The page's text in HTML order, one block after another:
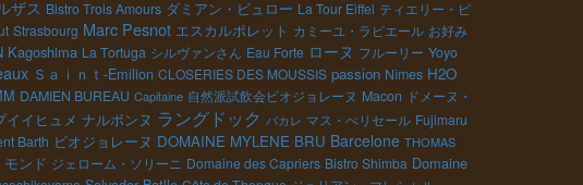
ザス Bistro Trois Amours ダミアン・ビュロー La Tour Eiffel ティエリー・ピ
Strasbourg Marc Pesnot エスカルポレット カミーユ・ラピエール お好み
Kagoshima La Tortuga シルヴァンさん Eau Forte ローヌ フルーリー Yoyo
Ｓａｉｎｔ-Emilion CLOSERIES DES MOUSSIS passion Nîmes H2O
DAMIEN BUREAU Capitaine 自然派試飲会ビオジョレーヌ Macon ドメーヌ・
イイヒュメ ナルボンヌ ラングドック パカレ マス・ぺリセール Fujimaru
Barth ビオジョレーヌ DOMAINE MYLENE BRU Barcelone THOMAS
モンド ジェローム・ソリーニ Domaine des Capriers Bistro Shimba Domaine